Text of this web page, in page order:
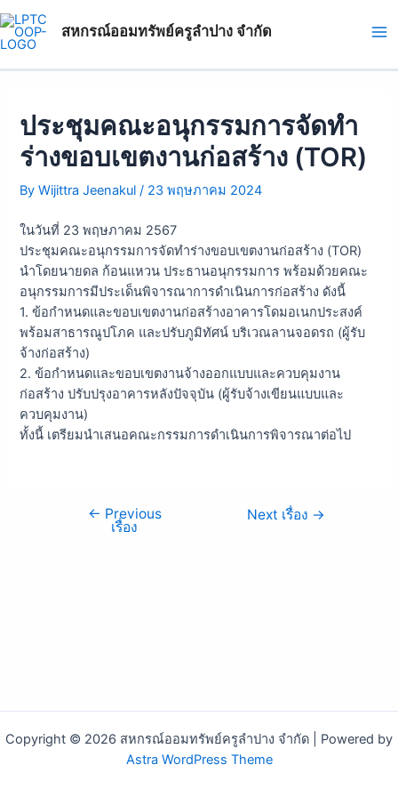
to
content
สหกรณ์ออมทรัพย์ครูลำปาง จำกัด
ประชุมคณะอนุกรรมการจัดทำ
ร่างขอบเขตงานก่อสร้าง (TOR)
ByWijittra Jeenakul/ 23 พฤษภาคม 2024
ในวันที่ 23 พฤษภาคม 2567
ประชุมคณะอนุกรรมการจัดทำร่างขอบเขตงานก่อสร้าง (TOR)
นำโดยนายดล ก้อนแหวน ประธานอนุกรรมการ พร้อมด้วยคณะ
อนุกรรมการมีประเด็นพิจารณาการดำเนินการก่อสร้าง ดังนี้
1. ข้อกำหนดและขอบเขตงานก่อสร้างอาคารโดมอเนกประสงค์
พร้อมสาธารณูปโภค และปรับภูมิทัศน์ บริเวณลานจอดรถ (ผู้รับ
จ้างก่อสร้าง)
2. ข้อกำหนดและขอบเขตงานจ้างออกแบบและควบคุมงาน
ก่อสร้าง ปรับปรุงอาคารหลังปัจจุบัน (ผู้รับจ้างเขียนแบบและ
ควบคุมงาน)
ทั้งนี้ เตรียมนำเสนอคณะกรรมการดำเนินการพิจารณาต่อไป
เรื่อง
← Previous
เรื่อง
Next เรื่อง →
Copyright © 2026 สหกรณ์ออมทรัพย์ครูลำปาง จำกัด | Powered by
Astra WordPress Theme